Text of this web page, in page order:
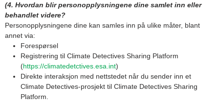
(4. Hvordan blir personopplysningene dine samlet inn eller
behandlet videre?
Personopplysningene dine kan samles inn på ulike måter, blant
annet via:
Forespørsel
Registrering til Climate Detectives Sharing Platform
(https://climatedetctives.esa.int)
Direkte interaksjon med nettstedet når du sender inn et
Climate Detectives-prosjekt til Climate Detectives Sharing
Platform.